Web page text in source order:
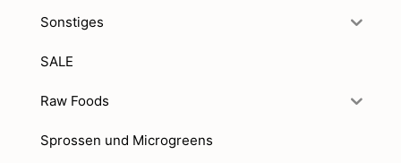
Sonstiges
SALE
Raw Foods
Sprossen und Microgreens